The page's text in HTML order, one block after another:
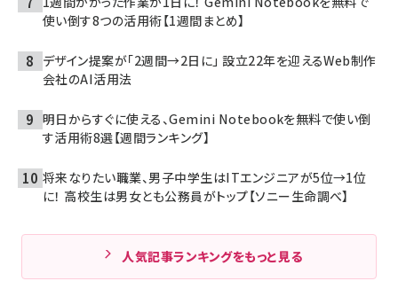
使い倒す8つの活用術【1週間まとめ】
デザイン提案が「2週間→2日に」 設立22年を迎えるWeb制作
会社のAI活用法
明日からすぐに使える、Gemini Notebookを無料で使い倒
す活用術8選【週間ランキング】
将来なりたい職業、男子中学生はITエンジニアが5位→1位
に！ 高校生は男女とも公務員がトップ【ソニー生命調べ】
人気記事ランキングをもっと見る